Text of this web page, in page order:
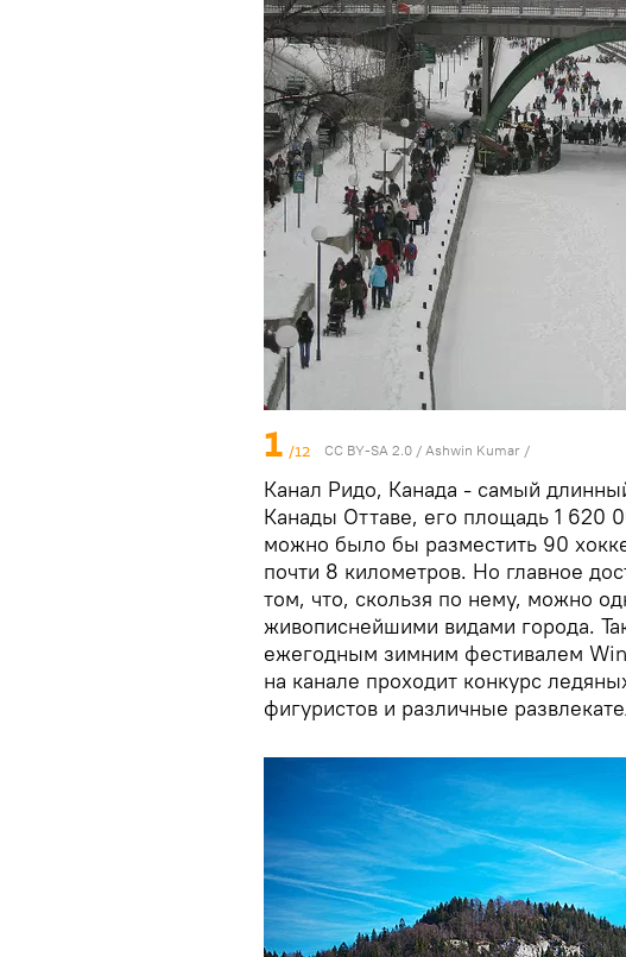
1 /12 CC BY-SA 2.0 / Ashwin Kumar /
Канал Ридо, Канада - самый
Канады Оттаве, его площадь 1 620
можно было бы разместить 90
почти 8 километров. Но главное
том, что, скользя по нему, можно
живописнейшими видами города.
ежегодным зимним фестивалем
на канале проходит конкурс
фигуристов и различные